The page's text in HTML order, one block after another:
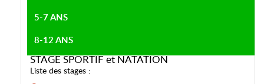
5-7 ANS
8-12 ANS
STAGE SPORTIF et NATATION
Liste des stages :